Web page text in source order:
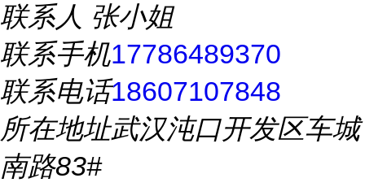
联系人 张小姐
联系手机17786489370
联系电话18607107848
所在地址武汉沌口开发区车城
南路83#